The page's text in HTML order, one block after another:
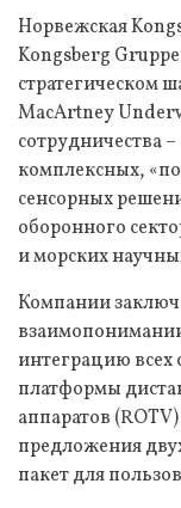
Норвежская
Kongsberg
стратегическом
MacArtney
сотрудничества
комплексных,
сенсорных
оборонного
и морских
Компании
интеграцию всех
платформы
аппаратов
предложения
пакет для